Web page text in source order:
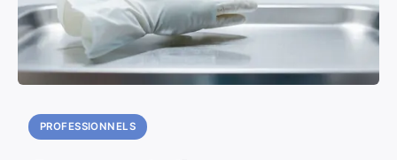
PROFESSIONNELS